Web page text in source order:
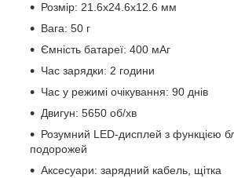
Розмір: 21.6x24.6x12.6 мм
Вага: 50 г
Ємність батареї: 400 мАг
Час зарядки: 2 години
Час у режимі очікування: 90 днів
Двигун: 5650 об/хв
Розумний LED-дисплей з функцією
подорожей
Аксесуари: зарядний кабель, щітка